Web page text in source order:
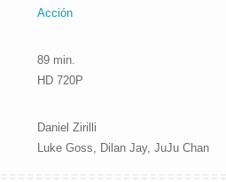
Acción
89 min.
HD 720P
Daniel Zirilli
Luke Goss, Dilan Jay, JuJu Chan